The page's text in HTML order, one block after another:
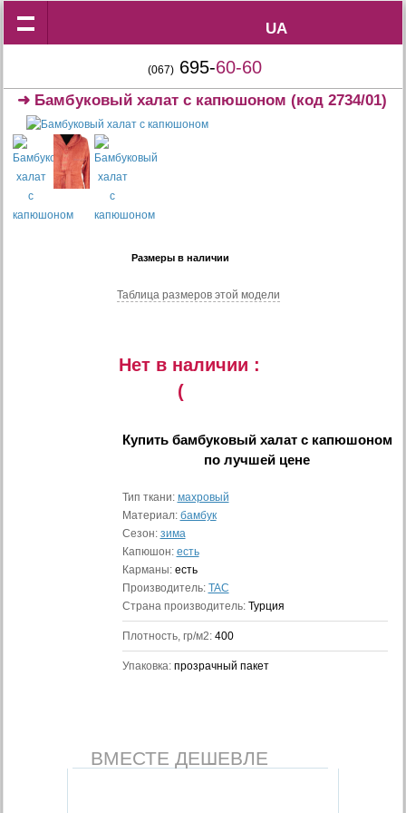
UA
UA
(067) 695-60-60
➜ Бамбуковый халат с капюшоном (код 2734/01)
Размеры в наличии
Таблица размеров этой модели
Нет в наличии :
(
Купить бамбуковый халат с капюшоном
по лучшей цене
Тип ткани: махровый
Материал: бамбук
Сезон: зима
Капюшон: есть
Карманы: есть
Производитель: TAC
Страна производитель: Турция
Плотность, гр/м2: 400
Упаковка: прозрачный пакет
ВМЕСТЕ ДЕШЕВЛЕ